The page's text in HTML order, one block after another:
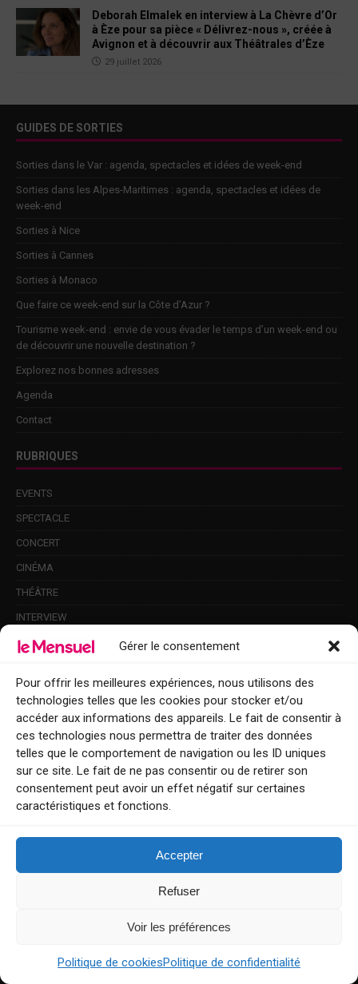
Gérer le consentement
Pour offrir les meilleures expériences, nous utilisons des
technologies telles que les cookies pour stocker et/ou
accéder aux informations des appareils. Le fait de consentir à
ces technologies nous permettra de traiter des données
telles que le comportement de navigation ou les ID uniques
sur ce site. Le fait de ne pas consentir ou de retirer son
consentement peut avoir un effet négatif sur certaines
caractéristiques et fonctions.
Accepter
Refuser
Voir les préférences
Politique de cookiesPolitique de confidentialité
Deborah Elmalek en interview à La Chèvre d’Or
à Èze pour sa pièce « Délivrez-nous », créée à
Avignon et à découvrir aux Théâtrales d’Èze
29 juillet 2026
GUIDES DE SORTIES
Sorties dans le Var : agenda, spectacles et idées de week-end
Sorties dans les Alpes-Maritimes : agenda, spectacles et idées de
week-end
Sorties à Nice
Sorties à Cannes
Sorties à Monaco
Que faire ce week-end sur la Côte d’Azur ?
Tourisme week-end : envie de vous évader le temps d’un week-end ou
de découvrir une nouvelle destination ?
Explorez nos bonnes adresses
Agenda
Contact
RUBRIQUES
EVENTS
SPECTACLE
CONCERT
CINÉMA
THÉÂTRE
INTERVIEW
BONNES IDÉES
LE MENSUEL
Points de diffusion Var et Alpes-Maritimes : oû trouver Le Mensuel ?
Le Mensuel en PDF : consultez le magazine en ligne
Tourisme week-end : envie de vous évader le temps d’un week-end ou
Explorez nos bonnes adresses